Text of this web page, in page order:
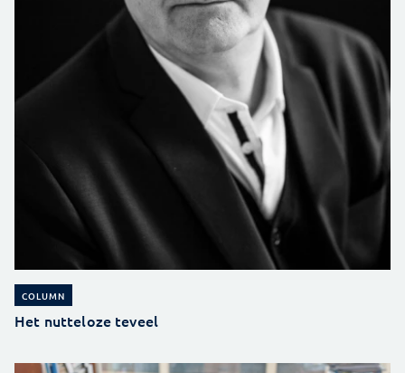
COLUMN
Het nutteloze teveel